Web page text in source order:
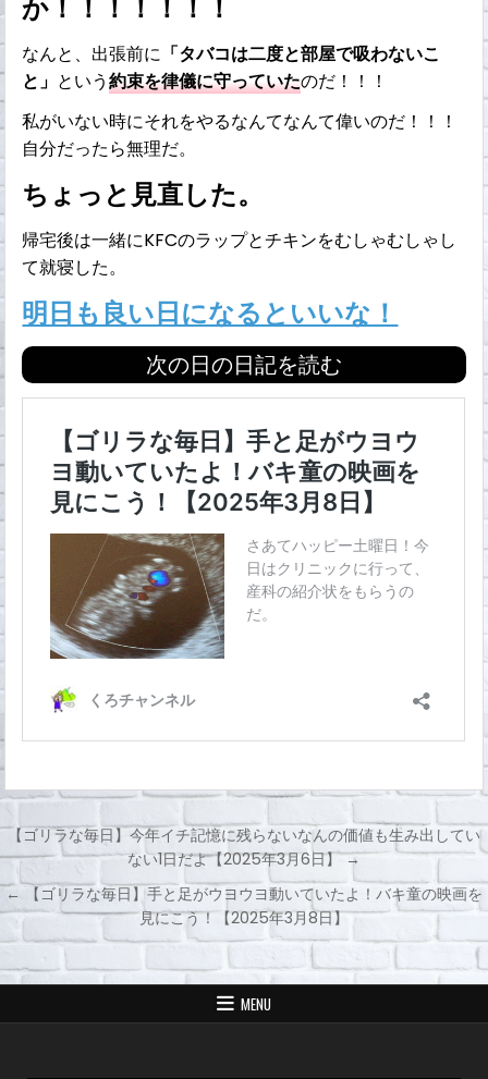
か！！！！！！！
なんと、出張前に 「タバコは二度と部屋で吸わないこ
と」 という約束を律儀に守っていたのだ！！！
私がいない時にそれをやるなんてなんて偉いのだ！！！
自分だったら無理だ。
ちょっと見直した。
帰宅後は一緒にKFCのラップとチキンをむしゃむしゃし
て就寝した。
明日も良い日になるといいな！
次の日の日記を読む
投
稿
ナ
ビ
ー
シ
【ゴリラな毎日】今年イチ記憶に残らないなんの価値も生み出してい
ない1日だよ【2025年3月6日】 →
← 【ゴリラな毎日】手と足がウヨウヨ動いていたよ！バキ童の映画を
見にこう！【2025年3月8日】
MENU